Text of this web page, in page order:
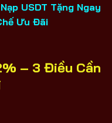
Nạp USDT Tặng Ngay
Ưu Đãi
– 3 Điều Cần